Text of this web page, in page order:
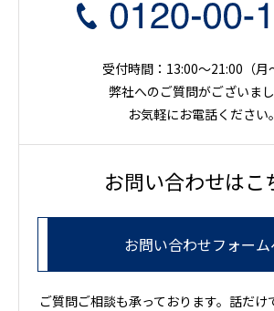
受付時間：13:00～21:00（月
弊社へのご質問がございま
お気軽にお電話ください。
お問い合わせはこ
お問い合わせフォーム
ご質問ご相談も承っております。話だけ